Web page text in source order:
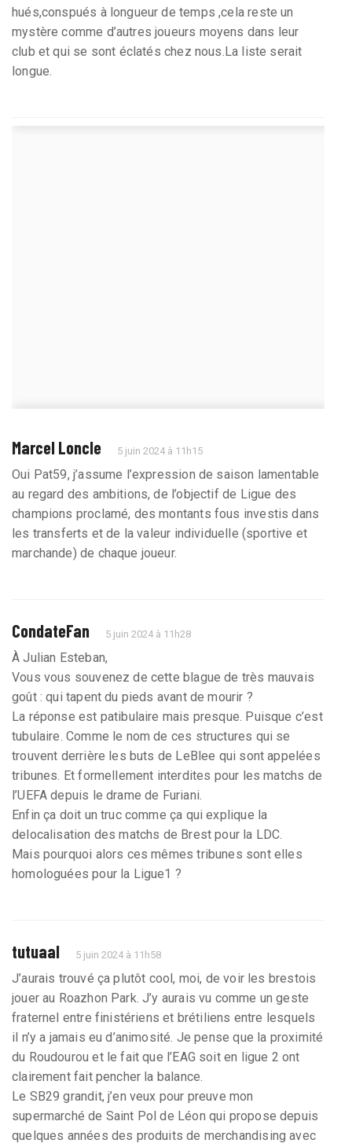
hués,conspués à longueur de temps ,cela reste un
mystère comme d’autres joueurs moyens dans leur
club et qui se sont éclatés chez nous.La liste serait
longue.
Marcel Loncle 5 juin 2024 à 11h15
Oui Pat59, j’assume l’expression de saison lamentable
au regard des ambitions, de l’objectif de Ligue des
champions proclamé, des montants fous investis dans
les transferts et de la valeur individuelle (sportive et
marchande) de chaque joueur.
CondateFan 5 juin 2024 à 11h28
À Julian Esteban,
Vous vous souvenez de cette blague de très mauvais
goût : qui tapent du pieds avant de mourir ?
La réponse est patibulaire mais presque. Puisque c’est
tubulaire. Comme le nom de ces structures qui se
trouvent derrière les buts de LeBlee qui sont appelées
tribunes. Et formellement interdites pour les matchs de
l’UEFA depuis le drame de Furiani.
Enfin ça doit un truc comme ça qui explique la
delocalisation des matchs de Brest pour la LDC.
Mais pourquoi alors ces mêmes tribunes sont elles
homologuées pour la Ligue1 ?
tutuaal 5 juin 2024 à 11h58
J’aurais trouvé ça plutôt cool, moi, de voir les brestois
jouer au Roazhon Park. J’y aurais vu comme un geste
fraternel entre finistériens et brétiliens entre lesquels
il n’y a jamais eu d’animosité. Je pense que la proximité
du Roudourou et le fait que l’EAG soit en ligue 2 ont
clairement fait pencher la balance.
Le SB29 grandit, j’en veux pour preuve mon
supermarché de Saint Pol de Léon qui propose depuis
quelques années des produits de merchandising avec